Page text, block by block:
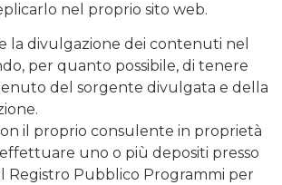
nel proprio sito web.
la divulgazione dei contenuti nel
per quanto possibile, di tenere
del sorgente divulgata e della
il proprio consulente in proprietà
uno o più depositi presso
il Registro Pubblico Programmi per